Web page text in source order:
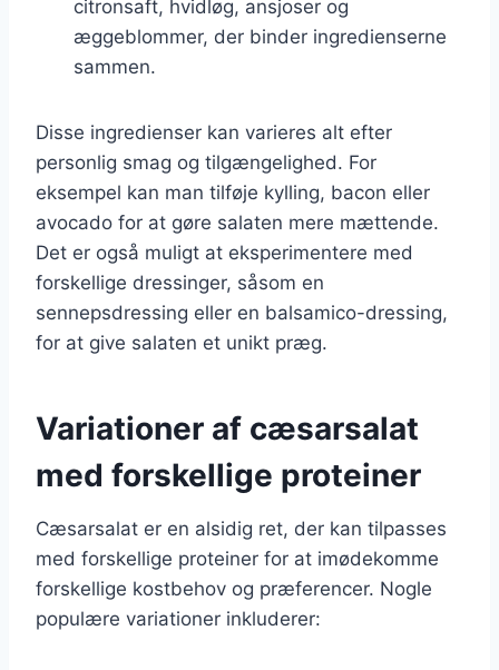
citronsaft, hvidløg, ansjoser og
æggeblommer, der binder ingredienserne
sammen.
Disse ingredienser kan varieres alt efter
personlig smag og tilgængelighed. For
eksempel kan man tilføje kylling, bacon eller
avocado for at gøre salaten mere mættende.
Det er også muligt at eksperimentere med
forskellige dressinger, såsom en
sennepsdressing eller en balsamico-dressing,
for at give salaten et unikt præg.
Variationer af cæsarsalat
med forskellige proteiner
Cæsarsalat er en alsidig ret, der kan tilpasses
med forskellige proteiner for at imødekomme
forskellige kostbehov og præferencer. Nogle
populære variationer inkluderer: